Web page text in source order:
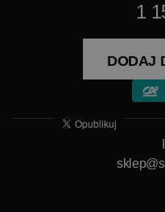
1
DODAJ